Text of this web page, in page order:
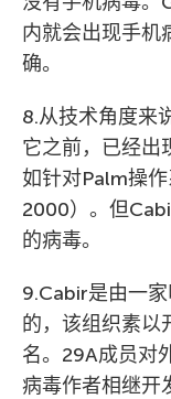
内就会出现手机
确。
8.从技术角度来
它之前，已经出
如针对Palm操
2000）。但
的病毒。
9.Cabir是由一
的，该组织素以
名。29A成员对
病毒作者相继开